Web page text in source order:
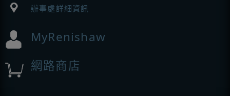
辦事處詳細資訊
MyRenishaw
網路商店